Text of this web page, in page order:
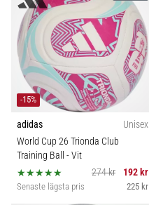
-15%
adidas
Unisex
World Cup 26 Trionda Club
Training Ball - Vit
274 kr
192 kr
Senaste lägsta pris 225 kr